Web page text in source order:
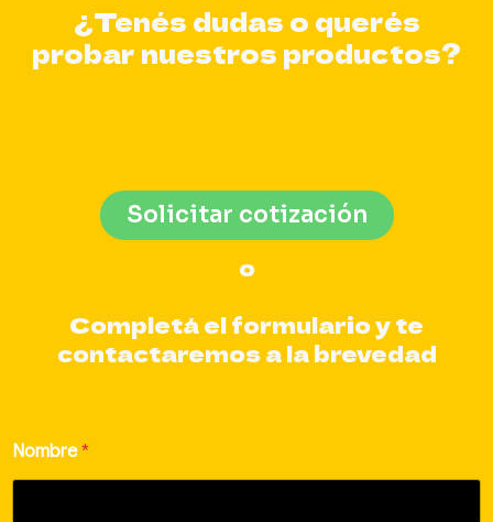
¿Tenés dudas o querés
probar nuestros productos?
Solicitar cotización
o
Completá el formulario y te
contactaremos a la brevedad
Nombre*